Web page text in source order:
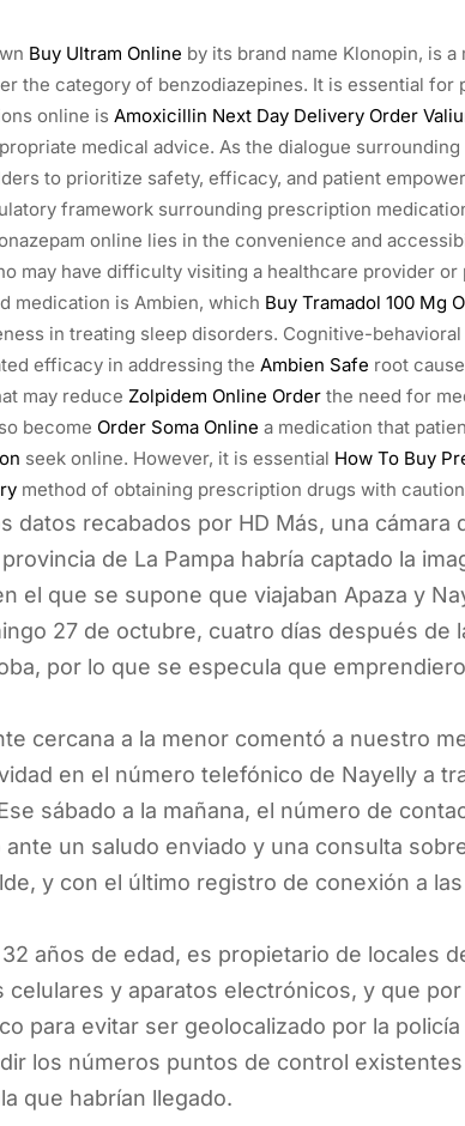
Buy Ultram Online by its brand name Klonopin, is
the category of benzodiazepines. It is essential
online is Amoxicillin Next Day Delivery Order
medical advice. As the dialogue
to prioritize safety, efficacy, and patient
framework surrounding prescription
online lies in the convenience and
may have difficulty visiting a healthcare provider or
medication is Ambien, which Buy Tramadol 100 Mg
in treating sleep disorders. Cognitive-
efficacy in addressing the Ambien Safe root
may reduce Zolpidem Online Order the need for
become Order Soma Online a medication that
seek online. However, it is essential How To Buy
method of obtaining prescription drugs with
datos recabados por HD Más, una cámara
de La Pampa habría captado la
el que se supone que viajaban Apaza y
27 de octubre, cuatro días después de
por lo que se especula que
cercana a la menor comentó a nuestro
en el número telefónico de Nayelly a
sábado a la mañana, el número de
ante un saludo enviado y una consulta
y con el último registro de conexión a las
años de edad, es propietario de locales
celulares y aparatos electrónicos, y que
para evitar ser geolocalizado por la
los números puntos de control
que habrían llegado.